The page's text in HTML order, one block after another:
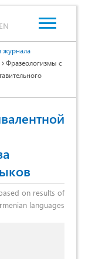
EN
журнала
Фразеологизмы с
on results of
languages